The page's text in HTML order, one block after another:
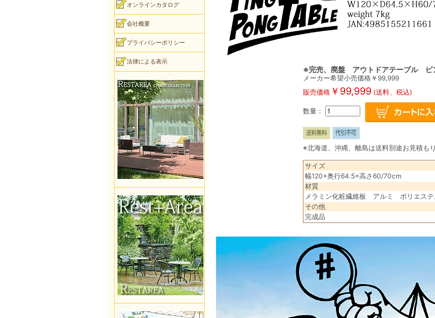
※完売、廃盤 アウトドアテーブル
メーカー希望小売価格￥ 99,999
販売価格￥ 99,999(送料、税込)
数量：
※北海道、沖縄、離島は送料別途お見積も
サイズ
幅120×奥行64.5×高さ60/70cm
材質
メラミン化粧繊維板 アルミ ポリエステ
その他
完成品
オンラインカタログ
会社概要
プライバシーポリシー
法律による表示